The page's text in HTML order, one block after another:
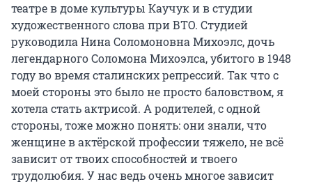
театре в доме культуры Каучук и в студии
художественного слова при ВТО. Студией
руководила Нина Соломоновна Михоэлс, дочь
легендарного Соломона Михоэлса, убитого в 1948
году во время сталинских репрессий. Так что с
моей стороны это было не просто баловством, я
хотела стать актрисой. А родителей, с одной
стороны, тоже можно понять: они знали, что
женщине в актёрской профессии тяжело, не всё
зависит от твоих способностей и твоего
трудолюбия. У нас ведь очень многое зависит